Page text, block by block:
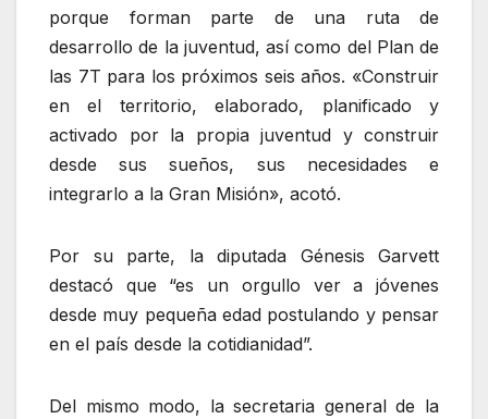
porque forman parte de una ruta de
desarrollo de la juventud, así como del Plan de
las 7T para los próximos seis años. «Construir
en el territorio, elaborado, planificado y
activado por la propia juventud y construir
desde sus sueños, sus necesidades e
integrarlo a la Gran Misión», acotó.
Por su parte, la diputada Génesis Garvett
destacó que “es un orgullo ver a jóvenes
desde muy pequeña edad postulando y pensar
en el país desde la cotidianidad”.
Del mismo modo, la secretaria general de la